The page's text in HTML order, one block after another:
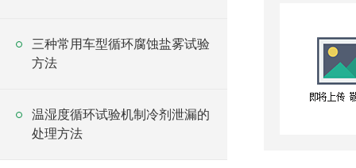
三种常用车型循环腐蚀盐雾试验
方法
温湿度循环试验机制冷剂泄漏的
处理方法